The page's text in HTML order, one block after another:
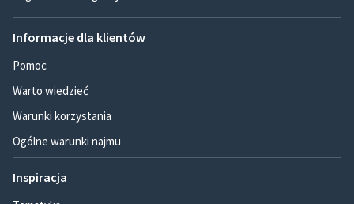
Informacje dla klientów
Pomoc
Warto wiedzieć
Warunki korzystania
Ogólne warunki najmu
Inspiracja